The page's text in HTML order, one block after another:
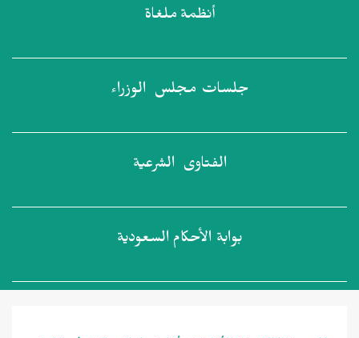
أنظمة ملغاة
جلسات مجلس الوزراء
الفتاوى الشرعية
بوابة الأحكام السعودية